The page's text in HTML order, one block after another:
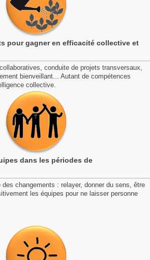
pour gagner en efficacité collective et
conduite de projets transversaux,
bienveillant... Autant de compétences
collective.
dans les périodes de
changements : relayer, donner du sens, être
les équipes pour ne laisser personne